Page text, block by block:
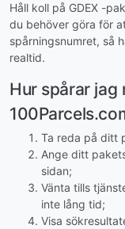
Håll koll på GDEX -
du behöver göra för
spårningsnumret, så
realtid.
Hur spårar jag
Ta reda på ditt
Ange ditt
sidan;
Vänta tills
inte lång tid;
Visa